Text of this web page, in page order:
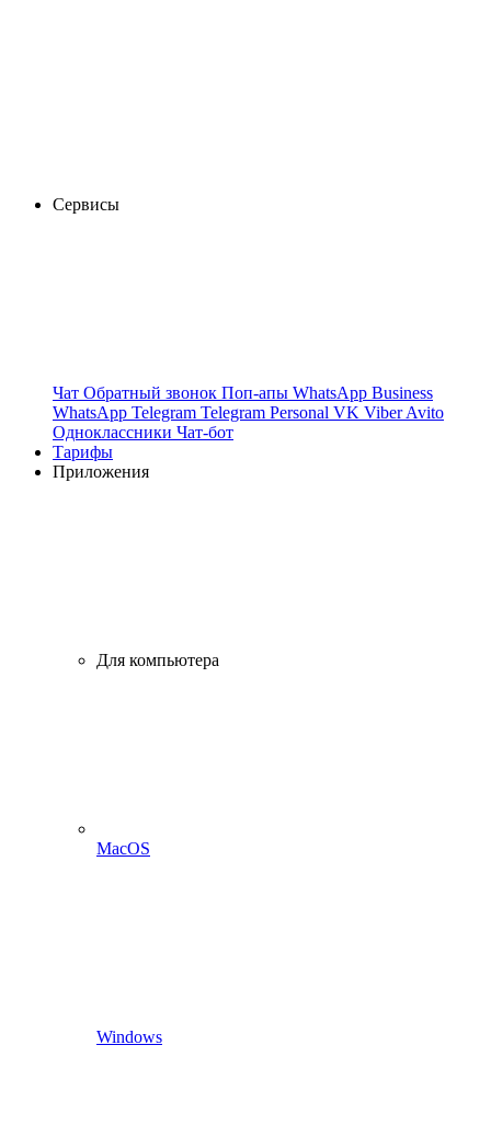
Сервисы
Чат Обратный звонок Поп-апы WhatsApp Business
WhatsApp Telegram Telegram Personal VK ViberAvito
Одноклассники Чат-бот
Тарифы
Приложения
Для компьютера
MacOS
Windows